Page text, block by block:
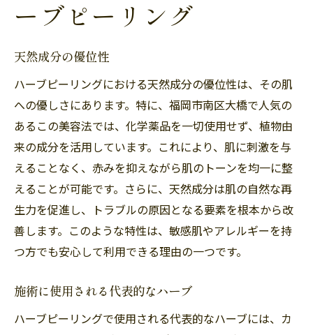
ーブピーリング
天然成分の優位性
ハーブピーリングにおける天然成分の優位性は、その肌
への優しさにあります。特に、福岡市南区大橋で人気の
あるこの美容法では、化学薬品を一切使用せず、植物由
来の成分を活用しています。これにより、肌に刺激を与
えることなく、赤みを抑えながら肌のトーンを均一に整
えることが可能です。さらに、天然成分は肌の自然な再
生力を促進し、トラブルの原因となる要素を根本から改
善します。このような特性は、敏感肌やアレルギーを持
つ方でも安心して利用できる理由の一つです。
施術に使用される代表的なハーブ
ハーブピーリングで使用される代表的なハーブには、カ